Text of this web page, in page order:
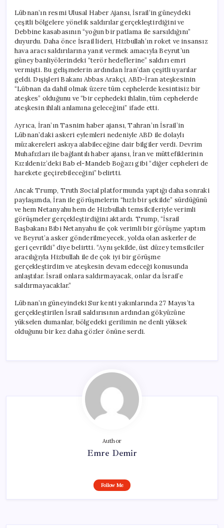
Lübnan’ın resmi Ulusal Haber Ajansı, İsrail’in güneydeki
çeşitli bölgelere yönelik saldırılar gerçekleştirdiğini ve
Debbine kasabasının “yoğun bir patlama ile sarsıldığını”
duyurdu. Daha önce İsrail lideri, Hizbullah’ın roket ve insansız
hava aracı saldırılarına yanıt vermek amacıyla Beyrut’un
güney banliyölerindeki “terör hedeflerine” saldırı emri
vermişti. Bu gelişmelerin ardından İran’dan çeşitli uyarılar
geldi. Dışişleri Bakanı Abbas Arakçi, ABD-İran ateşkesinin
“Lübnan da dahil olmak üzere tüm cephelerde kesintisiz bir
ateşkes” olduğunu ve “bir cephedeki ihlalin, tüm cephelerde
ateşkesin ihlali anlamına geleceğini” ifade etti.
Ayrıca, İran’ın Tasnim haber ajansı, Tahran’ın İsrail’in
Lübnan’daki askeri eylemleri nedeniyle ABD ile dolaylı
müzakereleri askıya alabileceğine dair bilgiler verdi. Devrim
Muhafızları ile bağlantılı haber ajansı, İran ve müttefiklerinin
Kızıldeniz’deki Bab el-Mandeb Boğazı gibi “diğer cepheleri de
harekete geçirebileceğini” belirtti.
Ancak Trump, Truth Social platformunda yaptığı daha sonraki
paylaşımda, İran ile görüşmelerin “hızlı bir şekilde” sürdüğünü
ve hem Netanyahu hem de Hizbullah temsilcileriyle verimli
görüşmeler gerçekleştirdiğini aktardı. Trump, “İsrail
Başbakanı Bibi Netanyahu ile çok verimli bir görüşme yaptım
ve Beyrut’a asker gönderilmeyecek, yolda olan askerler de
geri çevrildi” diye belirtti. “Aynı şekilde, üst düzey temsilciler
aracılığıyla Hizbullah ile de çok iyi bir görüşme
gerçekleştirdim ve ateşkesin devam edeceği konusunda
anlaştılar. İsrail onlara saldırmayacak, onlar da İsrail’e
saldırmayacaklar.”
Lübnan’ın güneyindeki Sur kenti yakınlarında 27 Mayıs’ta
gerçekleştirilen İsrail saldırısının ardından gökyüzüne
yükselen dumanlar, bölgedeki gerilimin ne denli yüksek
olduğunu bir kez daha gözler önüne serdi.
Author
Emre Demir
Follow Me